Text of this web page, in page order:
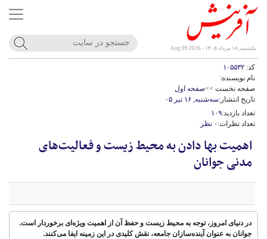
یکشنبه, ۱۸ مرداد ۱۴۰۵ - Aug 09 2026
کد:
نام نویسنده:
صفحه نخست >>صفحه اول
تاریخ انتشار:سه‌شنبه, ۱۶ تیر ۰۵
تعداد بازدید:۱۰۹
تعداد نظرات: ۰ نظر
اهمیت بها دادن به محیط زیست و فعالیت‌های
مدنی جوانان
در دنیای امروز، توجه به محیط زیست و حفظ آن از اهمیت ویژه‌ای برخوردار است.
جوانان به عنوان آینده‌سازان جامعه، نقش کلیدی در این زمینه ایفا می‌کنند.